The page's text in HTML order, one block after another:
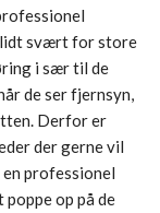
lidt svært for store
i sær til de
de ser fjernsyn,
Derfor er
der gerne vil
en professionel
op på de